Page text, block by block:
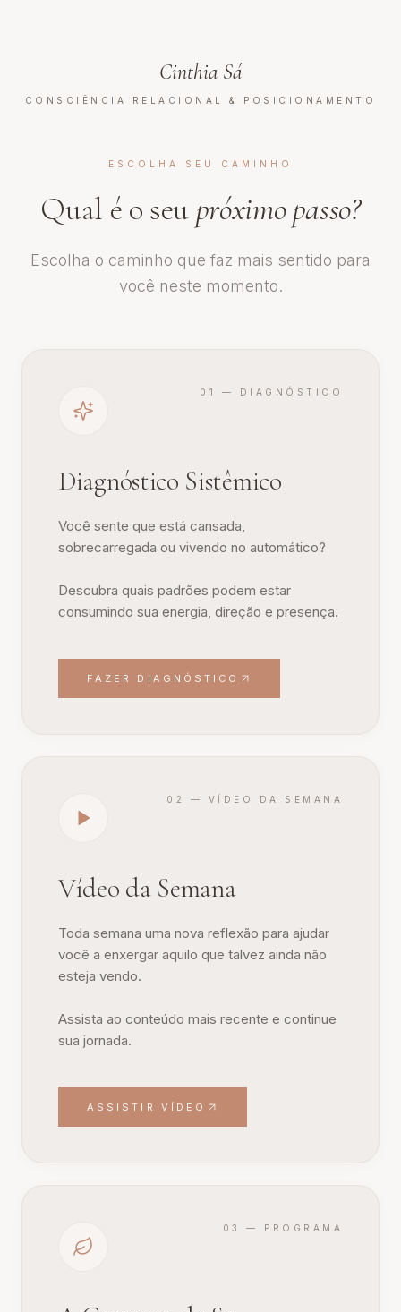
Cinthia Sá
CONSCIÊNCIA RELACIONAL & POSICIONAMENTO
ESCOLHA SEU CAMINHO
Qual é o seu próximo passo?
Escolha o caminho que faz mais sentido para
você neste momento.
01 — DIAGNÓSTICO
Diagnóstico Sistêmico
Você sente que está cansada,
sobrecarregada ou vivendo no automático?
Descubra quais padrões podem estar
consumindo sua energia, direção e presença.
FAZER DIAGNÓSTICO
02 — VÍDEO DA SEMANA
Vídeo da Semana
Toda semana uma nova reflexão para ajudar
você a enxergar aquilo que talvez ainda não
esteja vendo.
Assista ao conteúdo mais recente e continue
sua jornada.
ASSISTIR VÍDEO
03 — PROGRAMA